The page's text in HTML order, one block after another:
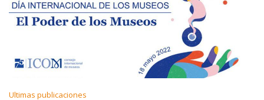
Ultimas publicaciones